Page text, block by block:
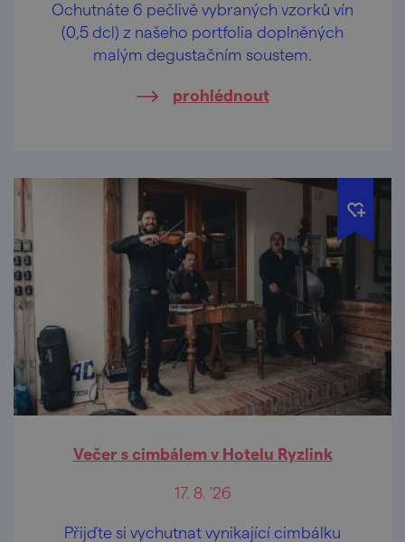
Ochutnáte 6 pečlivě vybraných vzorků vín
(0,5 dcl) z našeho portfolia doplněných
malým degustačním soustem.
prohlédnout
Večer s cimbálem v Hotelu Ryzlink
17. 8. '26
Přijďte si vychutnat vynikající cimbálku